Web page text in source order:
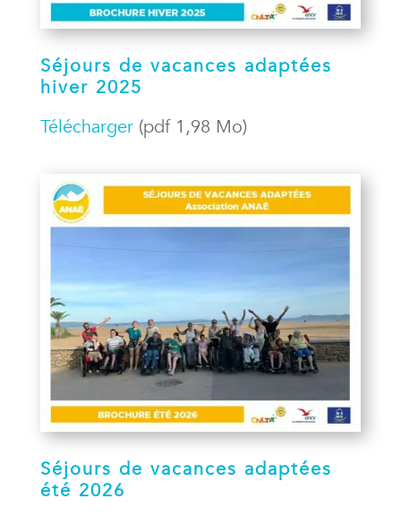
Séjours de vacances adaptées
hiver 2025
Télécharger(pdf 1,98 Mo)
Séjours de vacances adaptées
été 2026